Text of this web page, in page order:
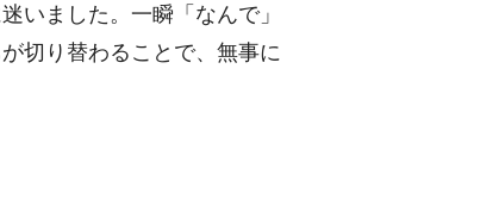
いました。一瞬「なんで」
切り替わることで、無事に